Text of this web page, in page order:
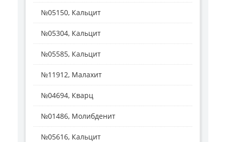
№05150, Кальцит
№05304, Кальцит
№05585, Кальцит
№11912, Малахит
№04694, Кварц
№01486, Молибденит
№05616, Кальцит